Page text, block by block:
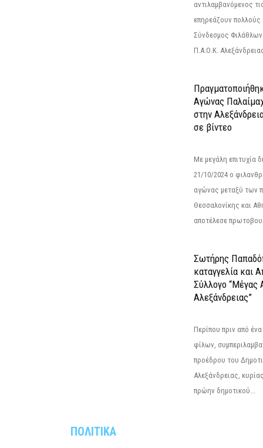
αντιλαμβανόμενος
επηρεάζουν πολλούς
Σύνδεσμος
Π.Α.Ο.Κ.
Αγώνας
στην
σε βίντεο
Με μεγάλη επιτυχία
21/10/2024 ο
αγώνας μεταξύ των
Θεσσαλονίκης και
αποτέλεσε
Σωτήρης
καταγγελία και
Σύλλογο “Μέγας
Αλεξάνδρειας”
Περίπου πριν από
φίλων,
προέδρου του
Αλεξάνδρειας,
πρώην δημοτικού...
ΠΟΛΙΤΙΚΑ